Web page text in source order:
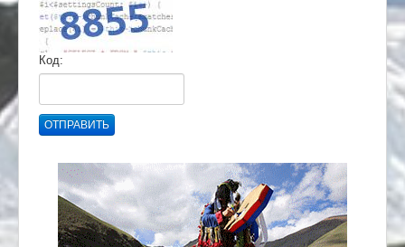
Код:
ОТПРАВИТЬ